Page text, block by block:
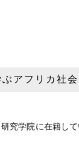
ぶアフリカ社
究学院に在籍し